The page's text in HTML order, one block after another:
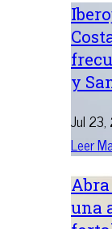
y
Jul
Leer
una